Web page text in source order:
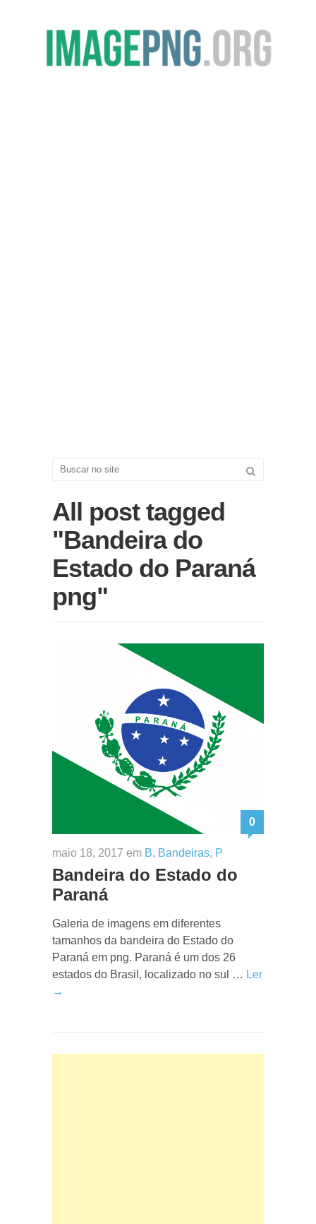
All post tagged
"Bandeira do
Estado do Paraná
png"
0
maio 18, 2017 em B, Bandeiras, P
Bandeira do Estado do
Paraná
Galeria de imagens em diferentes
tamanhos da bandeira do Estado do
Paraná em png. Paraná é um dos 26
estados do Brasil, localizado no sul … Ler
→